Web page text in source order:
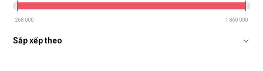
268 000 1 860 000
Sắp xếp theo